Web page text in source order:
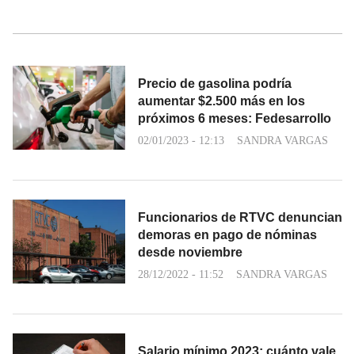
Precio de gasolina podría
aumentar $2.500 más en los
próximos 6 meses: Fedesarrollo
02/01/2023 - 12:13 SANDRA VARGAS
Funcionarios de RTVC denuncian
demoras en pago de nóminas
desde noviembre
28/12/2022 - 11:52 SANDRA VARGAS
Salario mínimo 2023: cuánto vale